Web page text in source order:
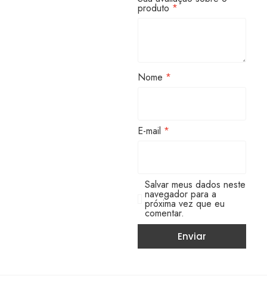
produto *
Nome *
E-mail *
Salvar meus dados neste
navegador para a
próxima vez que eu
comentar.